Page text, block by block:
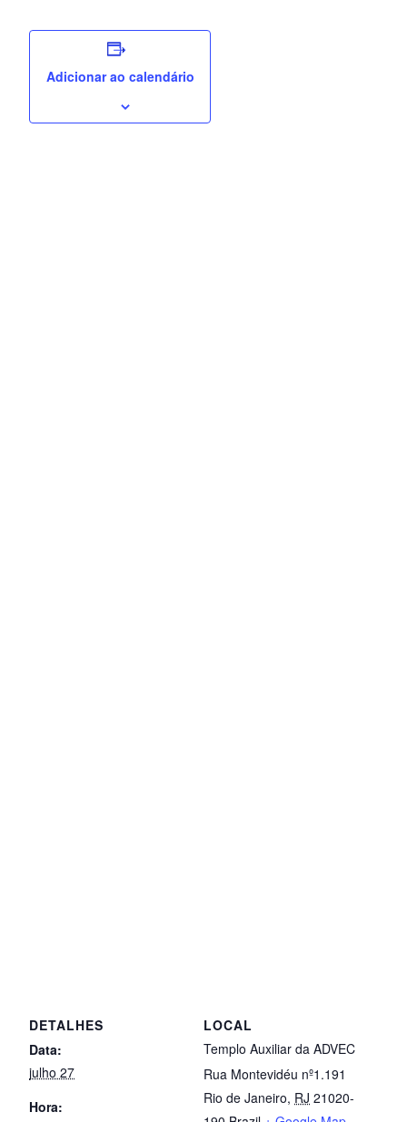
Adicionar ao calendário
DETALHES
Data:
julho 27
Hora:
LOCAL
Templo Auxiliar da ADVEC
Rua Montevidéu nº1.191
Rio de Janeiro, RJ 21020-